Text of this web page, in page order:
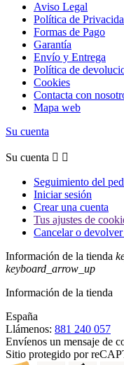
Aviso Legal
Política de
Formas de Pago
Garantía
Envío y Entrega
Política de
Cookies
Contacta con
Mapa web
Su cuenta
Su cuenta  
Seguimiento del
Iniciar sesión
Crear una cuenta
Tus ajustes de
Cancelar o
Información de la tienda
keyboard_arrow_up
Información de la tienda
España
Llámenos: 881 240 057
Envíenos un mensaje de
Sitio protegido por